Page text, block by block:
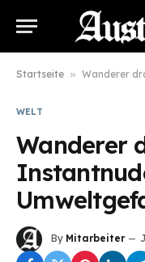
Startseite » Wanderer
WELT
Wanderer
By Mitarbeiter